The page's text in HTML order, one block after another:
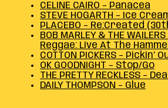
CELINE CAIRO – Panacea
STEVE HOGARTH – Ice
PLACEBO – Re:Created
BOB MARLEY & THE
Reggae: Live At The
COTTON PICKERS – Pickin’
OK GOODNIGHT – Stop/Go
THE PRETTY RECKLESS –
DAILY THOMPSON – Glue